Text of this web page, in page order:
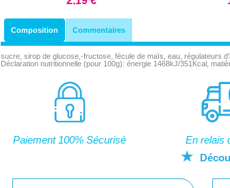
Composition Commentaires
sucre, sirop de glucose,-fructose, fécule de maïs, eau, régulateurs
Déclaration nutritionnelle (pour 100g): énergie 1468kJ/351Kcal,
Paiement 100% Sécurisé En relais
★